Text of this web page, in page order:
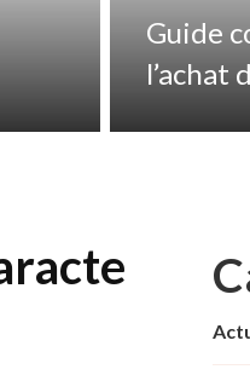
Guide
l’achat